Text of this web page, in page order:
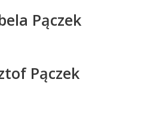
Pączek
Pączek